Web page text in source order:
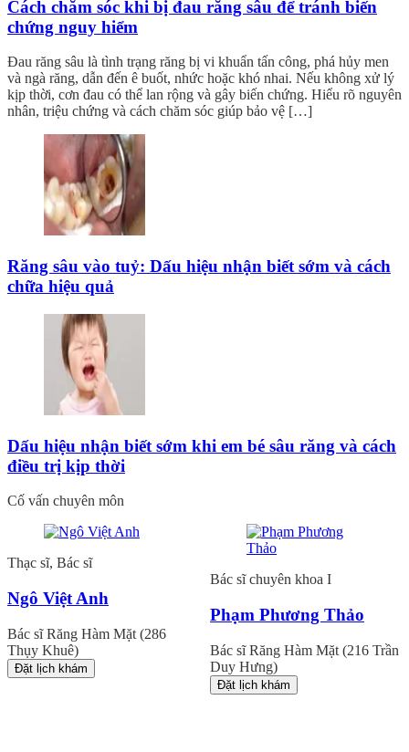
Cách chăm sóc khi bị đau răng sâu để tránh biến
chứng nguy hiểm
Đau răng sâu là tình trạng răng bị vi khuẩn tấn công, phá hủy men
và ngà răng, dẫn đến ê buốt, nhức hoặc khó nhai. Nếu không xử lý
kịp thời, cơn đau có thể lan rộng và gây biến chứng. Hiểu rõ nguyên
nhân, triệu chứng và cách chăm sóc giúp bảo vệ […]
Răng sâu vào tuỷ: Dấu hiệu nhận biết sớm và cách
chữa hiệu quả
Dấu hiệu nhận biết sớm khi em bé sâu răng và cách
điều trị kịp thời
Cố vấn chuyên môn
Thạc sĩ, Bác sĩ
Ngô Việt Anh
Bác sĩ Răng Hàm Mặt (286
Thụy Khuê)
Đặt lịch khám
Bác sĩ chuyên khoa I
Phạm Phương Thảo
Bác sĩ Răng Hàm Mặt (216 Trần
Duy Hưng)
Đặt lịch khám